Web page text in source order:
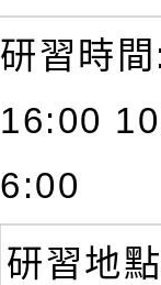
研習時
16:00
6:00
研習地